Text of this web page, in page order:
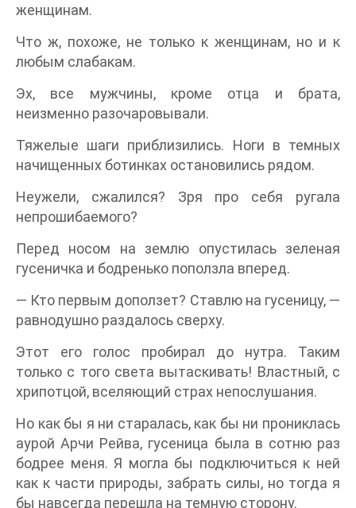
женщинам.
Что ж, похоже, не только к женщинам, но и к
любым слабакам.
Эх, все мужчины, кроме отца и брата,
неизменно разочаровывали.
Тяжелые шаги приблизились. Ноги в темных
начищенных ботинках остановились рядом.
Неужели, сжалился? Зря про себя ругала
непрошибаемого?
Перед носом на землю опустилась зеленая
гусеничка и бодренько поползла вперед.
— Кто первым доползет? Ставлю на гусеницу, —
равнодушно раздалось сверху.
Этот его голос пробирал до нутра. Таким
только с того света вытаскивать! Властный, с
хрипотцой, вселяющий страх непослушания.
Но как бы я ни старалась, как бы ни прониклась
аурой Арчи Рейва, гусеница была в сотню раз
бодрее меня. Я могла бы подключиться к ней
как к части природы, забрать силы, но тогда я
бы навсегда перешла на темную сторону.